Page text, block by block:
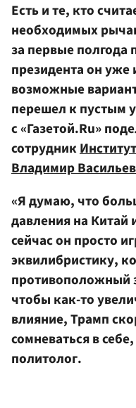
Есть и те, кто
необходимых
за первые полгода
президента он уже
возможные
перешел к пустым
с «Газетой.Ru»
сотрудник
Владимир Васильев
«Я думаю, что
давления на Китай
сейчас он просто
эквилибристику,
противоположный
чтобы как-то
влияние, Трамп
сомневаться в
политолог.